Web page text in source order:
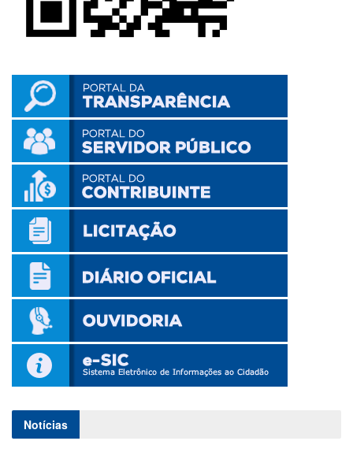
Notícias